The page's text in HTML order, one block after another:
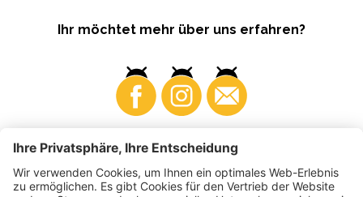
Ihr möchtet mehr über uns erfahren?
Business Produzenten